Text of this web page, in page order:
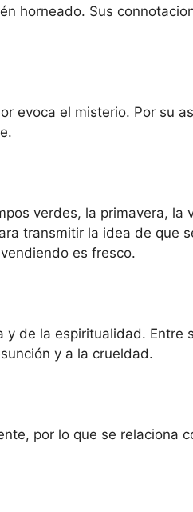
horneado. Sus
evoca el misterio. Por su
verdes, la primavera, la
transmitir la idea de que
es fresco.
de la espiritualidad. Entre
y a la crueldad.
por lo que se relaciona